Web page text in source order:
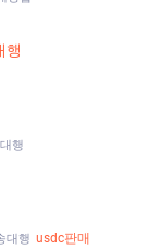
행
행
대행 usdc판매